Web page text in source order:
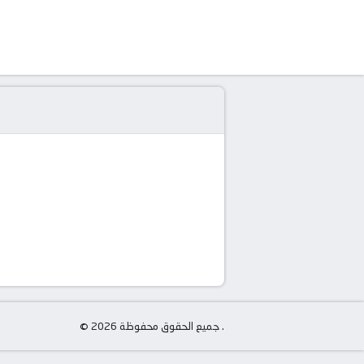
© جميع الحقوق محفوظة 2026 .